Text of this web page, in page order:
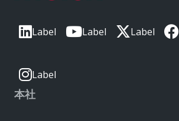
Label Label Label
Label
本社